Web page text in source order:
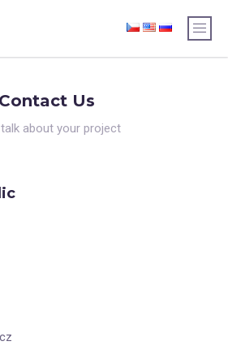
Contact Us
talk about your project